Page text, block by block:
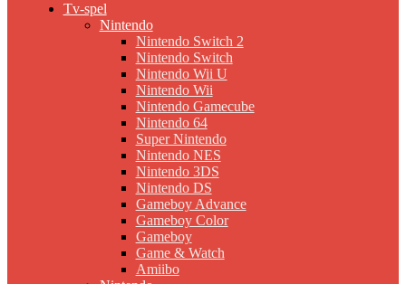
Tv-spel
Nintendo
Nintendo Switch 2
Nintendo Switch
Nintendo Wii U
Nintendo Wii
Nintendo Gamecube
Nintendo 64
Super Nintendo
Nintendo NES
Nintendo 3DS
Nintendo DS
Gameboy Advance
Gameboy Color
Gameboy
Game & Watch
Amiibo